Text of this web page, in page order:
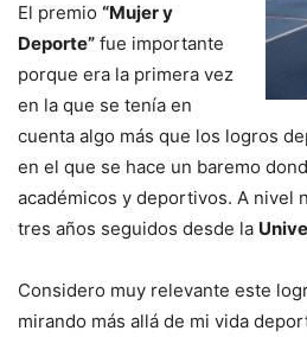
El premio “Mujer y
Deporte” fue importante
porque era la primera vez
en la que se tenía en
cuenta algo más que los logros
en el que se hace un baremo
académicos y deportivos. A nivel
tres años seguidos desde la
Considero muy relevante este
mirando más allá de mi vida